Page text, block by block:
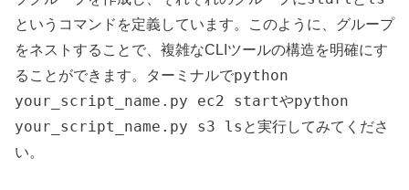
というコマンドを定義しています。このように、グループ
をネストすることで、複雑なCLIツールの構造を明確にす
ることができます。ターミナルでpython
your_script_name.py ec2 startやpython
your_script_name.py s3 ls と実行してみてくださ
い。